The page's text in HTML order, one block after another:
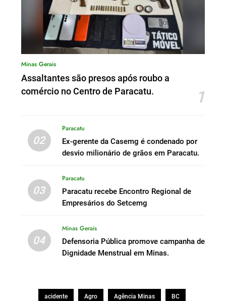
Minas Gerais
Assaltantes são presos após roubo a
comércio no Centro de Paracatu.
1
02
Paracatu
Ex-gerente da Casemg é condenado por
desvio milionário de grãos em Paracatu.
03
Paracatu
Paracatu recebe Encontro Regional de
Empresários do Setcemg
04
Minas Gerais
Defensoria Pública promove campanha de
Dignidade Menstrual em Minas.
acidente Agro Agência Minas BC